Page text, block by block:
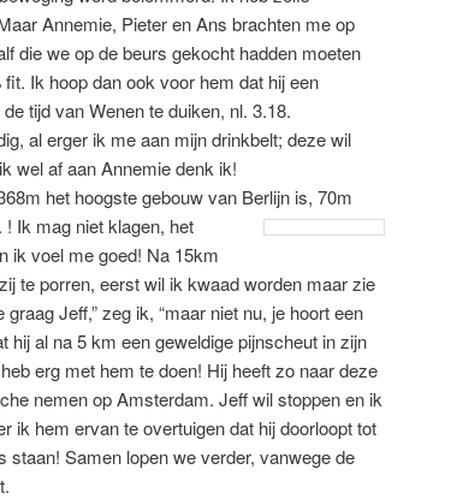
Annemie, Pieter en Ans brachten me op
die we op de beurs gekocht hadden moeten
Ik hoop dan ook voor hem dat hij een
tijd van Wenen te duiken, nl. 3.18.
al erger ik me aan mijn drinkbelt; deze wil
wel af aan Annemie denk ik!
het hoogste gebouw van Berlijn is, 70m
Ik mag niet klagen, het
ik voel me goed! Na 15km
te porren, eerst wil ik kwaad worden maar zie
Jeff,” zeg ik, “maar niet nu, je hoort een
hij al na 5 km een geweldige pijnscheut in zijn
erg met hem te doen! Hij heeft zo naar deze
nemen op Amsterdam. Jeff wil stoppen en ik
ik hem ervan te overtuigen dat hij doorloopt tot
Samen lopen we verder, vanwege de